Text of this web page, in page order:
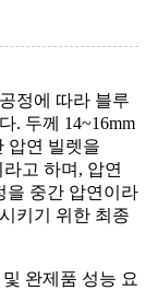
정에 따라 블루
. 두께 14~16mm
압연 빌렛을
고 하며, 압연
을 중간 압연이라
키기 위한 최종
완제품 성능 요